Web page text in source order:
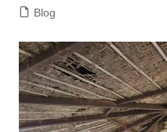
Blog